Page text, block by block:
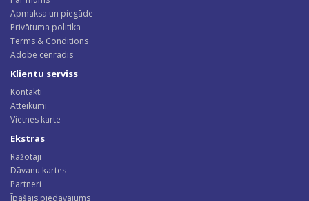
Apmaksa un piegāde
Privātuma politika
Terms & Conditions
Adobe cenrādis
Klientu serviss
Kontakti
Atteikumi
Vietnes karte
Ekstras
Ražotāji
Dāvanu kartes
Partneri
Īpašais piedāvājums